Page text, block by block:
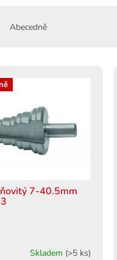
Abecedně
7-40.5mm
Skladem (>5 ks)